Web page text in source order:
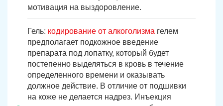
мотивация на выздоровление.
Гель: кодирование от алкоголизма гелем
предполагает подкожное введение
препарата под лопатку, который будет
постепенно выделяться в кровь в течение
определенного времени и оказывать
должное действие. В отличие от подшивки
на коже не делается надрез. Инъекция